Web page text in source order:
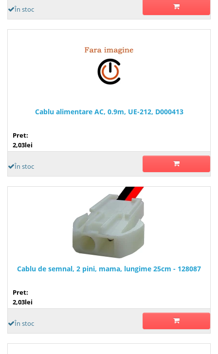
În stoc
Cablu alimentare AC, 0.9m, UE-212, D000413
Pret:
2,03lei
În stoc
Cablu de semnal, 2 pini, mama, lungime 25cm - 128087
Pret:
2,03lei
În stoc